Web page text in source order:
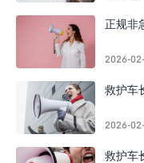
正规非
2026-
救护车
2026-
救护车